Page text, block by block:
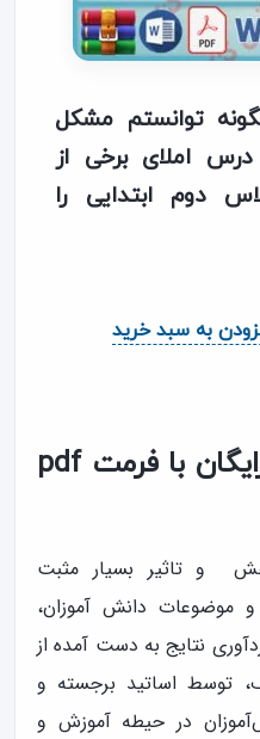
توانستم مشکل
درس املای برخی از
دوم ابتدایی را
به سبد خرید
دانلود اقدام پژوهی رایگان با فرمت pdf
و تاثیر بسیار مثبت
موضوعات دانش آموزان،
نتایج به دست آمده از
توسط اساتید برجسته و
در حیطه آموزش و